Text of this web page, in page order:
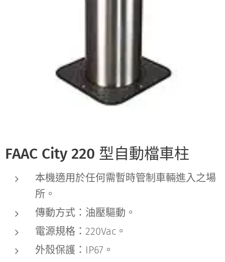
FAAC City 220 型自動檔車柱
本機適用於任何需暫時管制車輛進入之場
所。
傳動方式：油壓驅動。
電源規格：220Vac。
外殼保護：IP67。